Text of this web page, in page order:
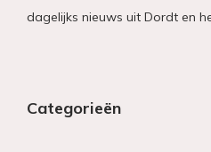
dagelijks nieuws uit Dordt en
Categorieën